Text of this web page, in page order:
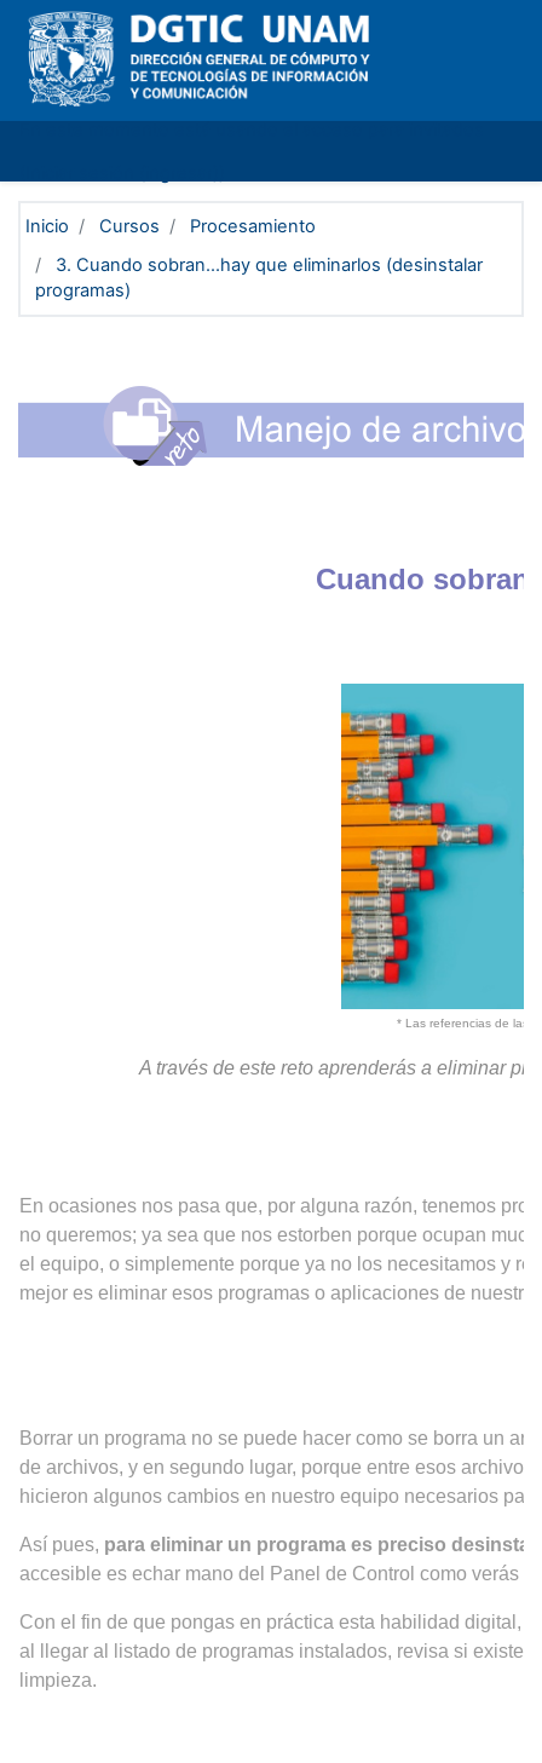
Saltar al contenido principal
Inicio Cursos
Procesamiento
3. Cuando sobran...hay que eliminarlos (desinstalar
programas)
Cuando sobran... hay
* Las referencias de las imágenes utilizadas
A través de este reto aprenderás a eliminar
En ocasiones nos pasa que, por alguna razón, tenemos
no queremos; ya sea que nos estorben porque ocupan
el equipo, o simplemente porque ya no los necesitamos y
mejor es eliminar esos programas o aplicaciones de
Borrar un programa no se puede hacer como se borra un
de archivos, y en segundo lugar, porque entre esos
hicieron algunos cambios en nuestro equipo necesarios
Así pues, para eliminar un programa es preciso
accesible es echar mano del Panel de Control como verás
Con el fin de que pongas en práctica esta habilidad digital,
al llegar al listado de programas instalados, revisa si existe
limpieza.